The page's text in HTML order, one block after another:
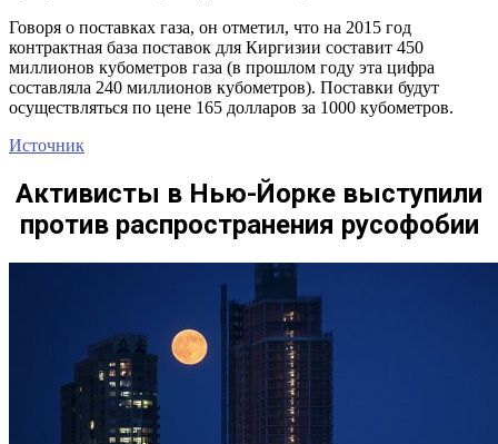
Говоря о поставках газа, он отметил, что на 2015 год
контрактная база поставок для Киргизии составит 450
миллионов кубометров газа (в прошлом году эта цифра
составляла 240 миллионов кубометров). Поставки будут
осуществляться по цене 165 долларов за 1000 кубометров.
Источник
Активисты в Нью-Йорке выступили
против распространения русофобии